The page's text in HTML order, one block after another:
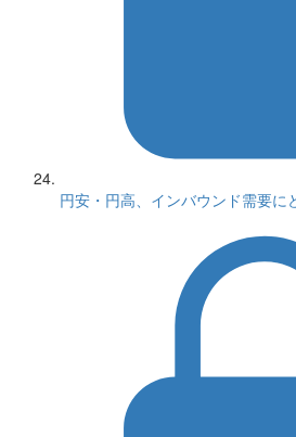
円安・円高、インバウンド需要に